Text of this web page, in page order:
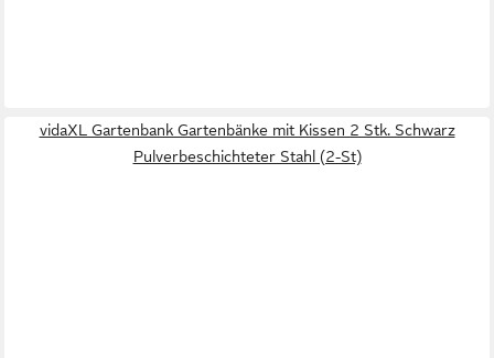
vidaXL Gartenbank Gartenbänke mit Kissen 2 Stk. Schwarz
Pulverbeschichteter Stahl (2-St)